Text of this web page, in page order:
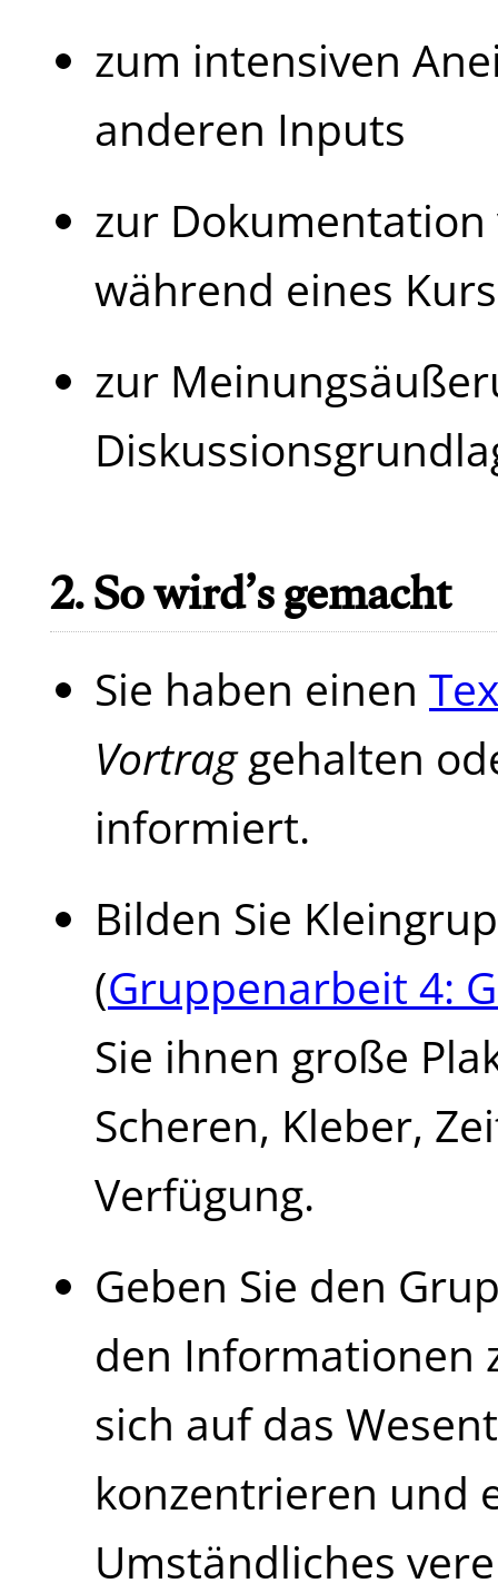
zum intensiven
anderen Inputs
zur
während eines
zur
2. So wird’s gemacht
Sie haben einen
Vortraggehalten
informiert.
Bilden Sie
(Gruppenarbeit 4:
Sie ihnen große
Scheren, Kleber,
Verfügung.
Geben Sie den
den Informationen
sich auf das
konzentrieren und
Umständliches